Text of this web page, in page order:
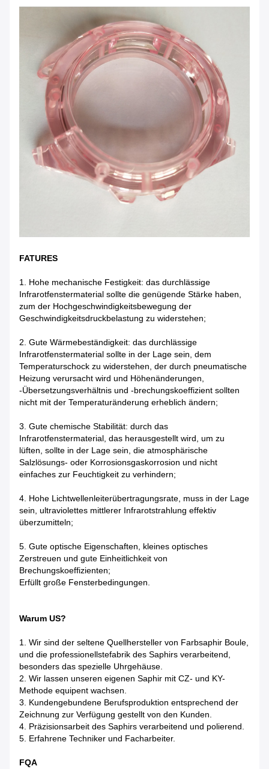
FATURES
1. Hohe mechanische Festigkeit: das durchlässige
Infrarotfenstermaterial sollte die genügende Stärke haben,
zum der Hochgeschwindigkeitsbewegung der
Geschwindigkeitsdruckbelastung zu widerstehen;
2. Gute Wärmebeständigkeit: das durchlässige
Infrarotfenstermaterial sollte in der Lage sein, dem
Temperaturschock zu widerstehen, der durch pneumatische
Heizung verursacht wird und Höhenänderungen,
-Übersetzungsverhältnis und -brechungskoeffizient sollten
nicht mit der Temperaturänderung erheblich ändern;
3. Gute chemische Stabilität: durch das
Infrarotfenstermaterial, das herausgestellt wird, um zu
lüften, sollte in der Lage sein, die atmosphärische
Salzlösungs- oder Korrosionsgaskorrosion und nicht
einfaches zur Feuchtigkeit zu verhindern;
4. Hohe Lichtwellenleiterübertragungsrate, muss in der Lage
sein, ultraviolettes mittlerer Infrarotstrahlung effektiv
überzumitteln;
5. Gute optische Eigenschaften, kleines optisches
Zerstreuen und gute Einheitlichkeit von
Brechungskoeffizienten;
Erfüllt große Fensterbedingungen.
Warum US?
1. Wir sind der seltene Quellhersteller von Farbsaphir Boule,
und die professionellstefabrik des Saphirs verarbeitend,
besonders das spezielle Uhrgehäuse.
2. Wir lassen unseren eigenen Saphir mit CZ- und KY-
Methode equipent wachsen.
3. Kundengebundene Berufsproduktion entsprechend der
Zeichnung zur Verfügung gestellt von den Kunden.
4. Präzisionsarbeit des Saphirs verarbeitend und polierend.
5. Erfahrene Techniker und Facharbeiter.
FQA